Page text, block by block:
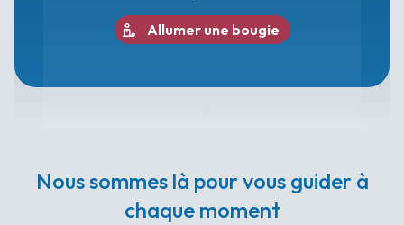
Allumer une bougie
Nous sommes là pour vous guider à
chaque moment